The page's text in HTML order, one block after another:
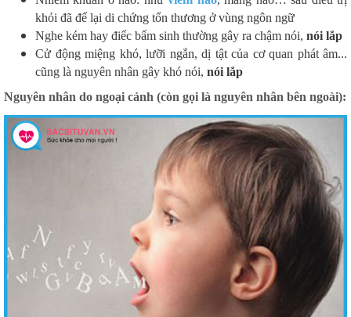
khỏi đã để lại di chứng tổn thương ở vùng ngôn ngữ
Nghe kém hay điếc bẩm sinh thường gây ra chậm nói, nói lắp
Cử động miệng khó, lưỡi ngắn, dị tật của cơ quan phát âm...
cũng là nguyên nhân gây khó nói, nói lắp
Nguyên nhân do ngoại cảnh (còn gọi là nguyên nhân bên ngoài):